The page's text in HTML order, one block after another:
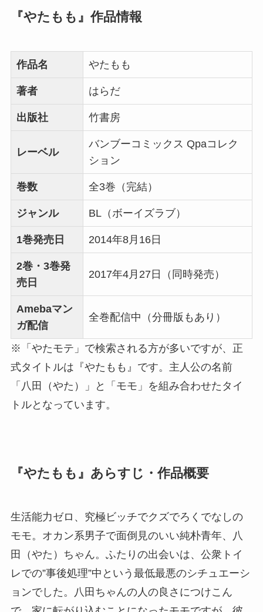
『やたもも』作品情報
作品名 やたもも
著者 はらだ
出版社 竹書房
レーベル
バンブーコミックス Qpaコレク
ション
巻数 全3巻（完結）
ジャンル BL（ボーイズラブ）
1巻発売日 2014年8月16日
2巻・3巻発
売日
2017年4月27日（同時発売）
Amebaマン
ガ配信
全巻配信中（分冊版もあり）
※「やたモテ」で検索される方が多いですが、正
式タイトルは『やたもも』です。主人公の名前
「八田（やた）」と「モモ」を組み合わせたタイ
トルとなっています。
『やたもも』あらすじ・作品概要
生活能力ゼロ、究極ビッチでクズでろくでなしの
モモ。オカン系男子で面倒見のいい純朴青年、八
田（やた）ちゃん。ふたりの出会いは、公衆トイ
レでの”事後処理”中という最低最悪のシチュエーシ
ョンでした。八田ちゃんの人の良さにつけこん